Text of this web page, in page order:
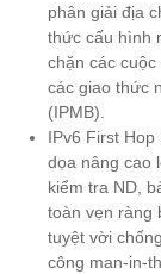
phân giải địa
thức cấu hình
chặn các
các giao thức
(IPMB).
IPv6 First
dọa nâng cao
kiểm tra ND,
toàn vẹn ràng
tuyệt vời
công man-in-